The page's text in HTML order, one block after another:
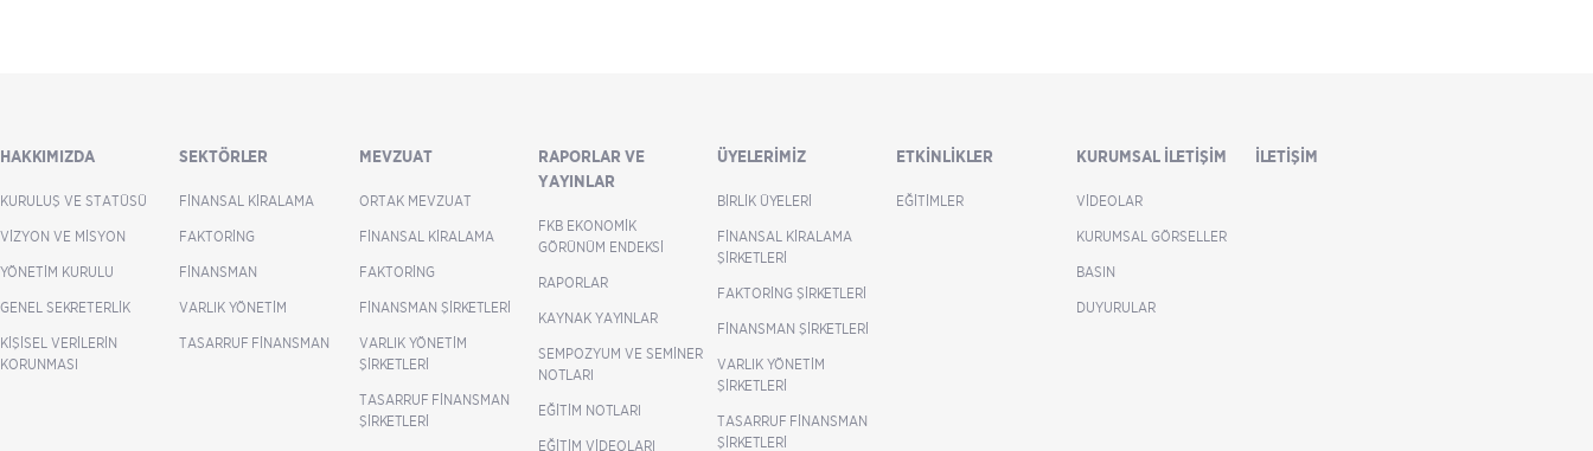
HAKKIMIZDA
KURULUŞ VE STATÜSÜ
VIZYON VE MISYON
YÖNETIM KURULU
GENEL SEKRETERLIK
KIŞISEL VERILERIN
KORUNMASI
SEKTÖRLER
FINANSAL KIRALAMA
FAKTORING
FINANSMAN
VARLIK YÖNETIM
TASARRUF FINANSMAN
MEVZUAT
ORTAK MEVZUAT
FINANSAL KIRALAMA
FAKTORING
FINANSMAN ŞIRKETLERI
VARLIK YÖNETIM
ŞIRKETLERI
TASARRUF FINANSMAN
ŞIRKETLERI
RAPORLAR VE
YAYINLAR
FKB EKONOMIK
GÖRÜNÜM ENDEKSI
RAPORLAR
KAYNAK YAYINLAR
SEMPOZYUM VE SEMINER
NOTLARI
EĞITIM NOTLARI
EĞITIM VIDEOLARI
ÜYELERIMIZ
BIRLIK ÜYELERI
FINANSAL KIRALAMA
ŞIRKETLERI
FAKTORING ŞIRKETLERI
FINANSMAN ŞIRKETLERI
VARLIK YÖNETIM
ŞIRKETLERI
TASARRUF FINANSMAN
ŞIRKETLERI
ETKINLIKLER
EĞITIMLER
KURUMSAL İLETIŞIM
VIDEOLAR
KURUMSAL GÖRSELLER
BASIN
DUYURULAR
İLETIŞIM